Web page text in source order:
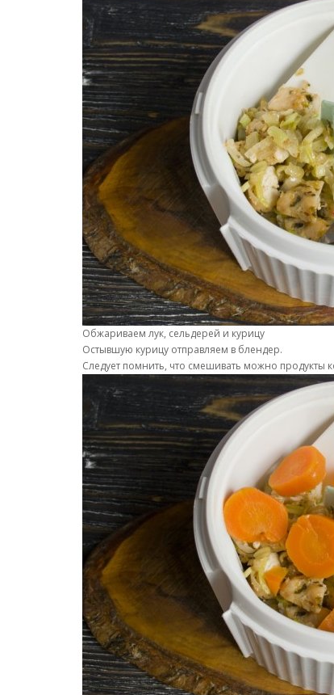
Обжариваем лук, сельдерей и курицу
Остывшую курицу отправляем в блендер.
Следует помнить, что смешивать можно продукты